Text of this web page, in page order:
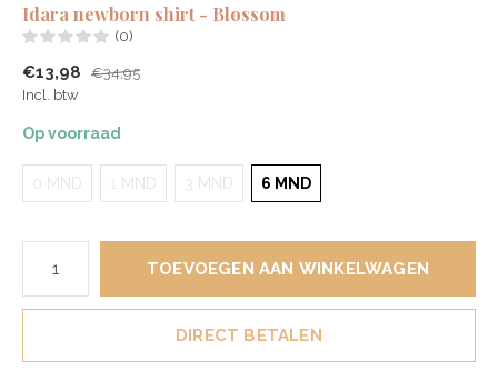
Idara newborn shirt - Blossom
(0)
€13,98
€34,95
Incl. btw
Op voorraad
0 MND 1 MND 3 MND 6 MND
TOEVOEGEN AAN WINKELWAGEN
DIRECT BETALEN